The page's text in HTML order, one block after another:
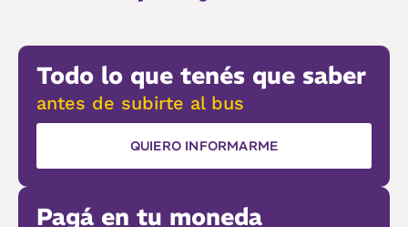
Todo lo que tenés que saber
antes de subirte al bus
QUIERO INFORMARME
Pagá en tu moneda